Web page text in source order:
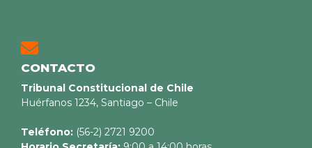
CONTACTO
Tribunal Constitucional de Chile
Huérfanos 1234, Santiago – Chile
Teléfono: (56-2) 2721 9200